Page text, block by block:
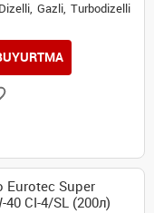
Dizelli, Gazli, Turbodizelli
Eurotec Super
40 CI-4/SL (200л)